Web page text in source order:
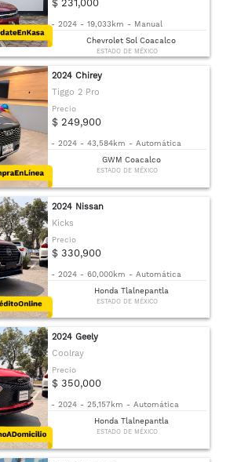
$ 231,000
- 2024 - 19,033km - Manual
Chevrolet Sol Coacalco
ESTADO DE MÉXICO
2024 Chirey
Tiggo 2 Pro
Precio
$ 249,900
- 2024 - 43,584km - Automática
GWM Coacalco
ESTADO DE MÉXICO
2024 Nissan
Kicks
Precio
$ 330,900
- 2024 - 60,000km - Automática
Honda Tlalnepantla
ESTADO DE MÉXICO
2024 Geely
Coolray
Precio
$ 350,000
- 2024 - 25,157km - Automática
Honda Tlalnepantla
ESTADO DE MÉXICO